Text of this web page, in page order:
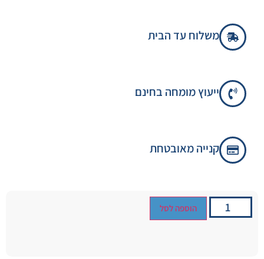
משלוח עד הבית
ייעוץ מומחה בחינם
קנייה מאובטחת
הוספה לסל